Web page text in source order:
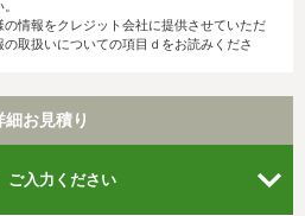
情報をクレジット会社に提供させていただ
取扱いについての項目ｄをお読みくださ
細お見積り
ご入力ください